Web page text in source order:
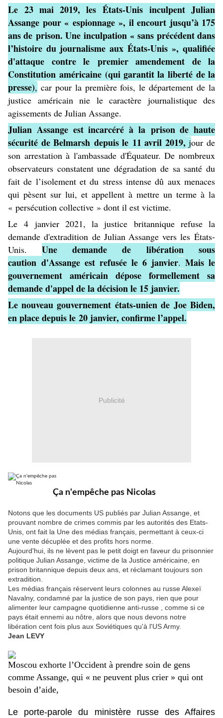
Le 23 mai 2019, les États-Unis inculpent Julian
Assange pour « espionnage », il encourt jusqu’à 175
ans de prison. Une inculpation « sans précédent dans
l’histoire du journalisme aux États-Unis », qualifiée
d'attaque contre le premier amendement de la
Constitution américaine (qui garantit laliberté de la
presse), car pour la première fois, le département de la
justice américain nie le caractère journalistique des
agissements de Julian Assange.
Julian Assange est incarcéré à la prison de haute
sécurité de Belmarsh depuis le 11 avril 2019, jour de
son arrestation à l'ambassade d'Équateur. De nombreux
observateurs constatent une dégradation de sa santé du
fait de l’isolement et du stress intense dû aux menaces
qui pèsent sur lui, et appellent à mettre un terme à la
« persécution collective » dont il est victime.
Le4 janvier 2021, la justice britannique refuse la
demande d'extraditionde Julian Assange vers lesÉtats-
Unis. Une demande de libération sous
caution d'Assange est refusée le6 janvier.Mais le
gouvernement américain dépose formellement sa
demande d'appel de la décision le 15 janvier.
Le nouveau gouvernement états-unien de Joe Biden,
en place depuis le 20 janvier, confirme l’appel.
Publicité
Ça n'empêche pas Nicolas
Notons que les documents US publiés par Julian Assange, et
prouvant nombre de crimes commis par les autorités des Etats-
Unis, ont fait la Une des médias français, permettant à ceux-ci
une vente décuplée et des profits hors norme.
Aujourd'hui, ils ne lèvent pas le petit doigt en faveur du prisonnier
politique Julian Assange, victime de la Justice américaine, en
prison britannique depuis deux ans, et réclamant toujours son
extradition.
Les médias français réservent leurs colonnes au russe Alexeï
Navalny, condamné par la justice de son pays, rien que pour
alimenter leur campagne quotidienne anti-russe , comme si ce
pays était ennemi au nôtre, alors que nous devons notre
libération cent fois plus aux Soviétiques qu'à l'US Army.
Jean LEVY
Moscou exhorte l’Occident à prendre soin de gens
comme Assange, qui « ne peuvent plus crier » qui ont
besoin d’aide,
Le porte-parole du ministère russe des Affaires